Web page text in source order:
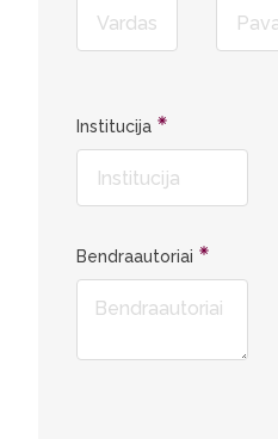
Institucija
Bendraautoriai